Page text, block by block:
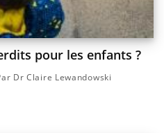
pour les enfants ?
Dr Claire Lewandowski